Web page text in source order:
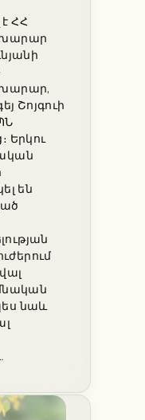
ՀՀ
Շոյգուի
Երկու
են
նաև